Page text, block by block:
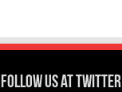
Follow us at Twitter